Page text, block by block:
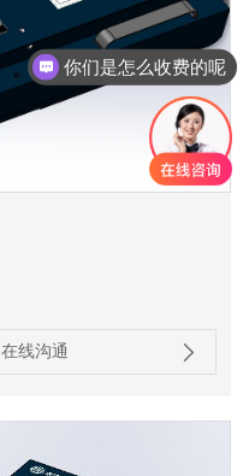
在线沟通
你们是怎么收费的呢